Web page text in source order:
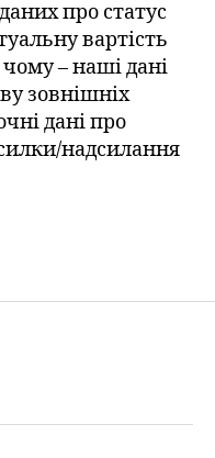
про статус
вартість
– наші дані
зовнішніх
дані про
надсилання